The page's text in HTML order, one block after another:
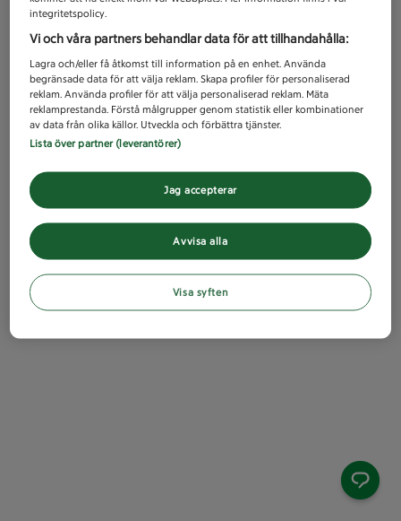
integritetspolicy.
Vi och våra partners behandlar data för att tillhandahålla:
Lagra och/eller få åtkomst till information på en enhet. Använda
begränsade data för att välja reklam. Skapa profiler för personaliserad
reklam. Använda profiler för att välja personaliserad reklam. Mäta
reklamprestanda. Förstå målgrupper genom statistik eller kombinationer
av data från olika källor. Utveckla och förbättra tjänster.
Lista över partner (leverantörer)
Avvisa alla
Jag accepterar
Visa syften